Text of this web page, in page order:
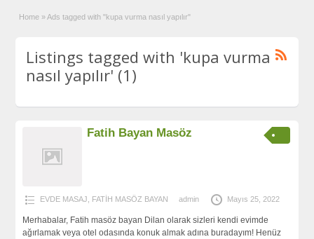
Home » Ads tagged with "kupa vurma nasıl yapılır"
Listings tagged with 'kupa vurma
nasıl yapılır' (1)
Fatih Bayan Masöz
EVDE MASAJ FATİH MASÖZ BAYAN admin Mayıs 25, 2022
Merhabalar, Fatih masöz bayan Dilan olarak sizleri kendi evimde
ağırlamak veya otel odasında konuk almak adına buradayım! Henüz